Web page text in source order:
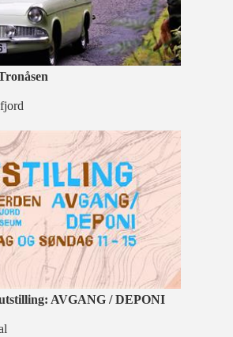
AVGANG / DEPONI